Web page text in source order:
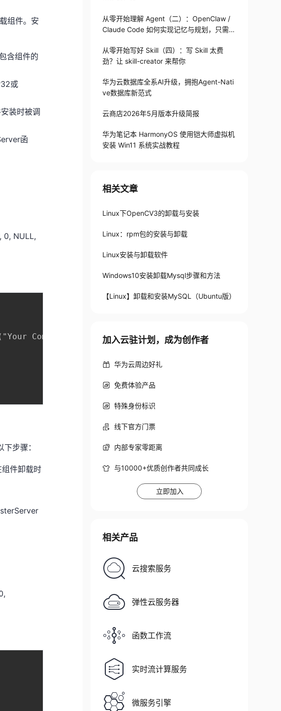
组件。安
含组件的
或
装时被调
函
0, NULL,
Component Description"), sizeof(TEXT("Your
步骤：
件卸载时
从零开始理解 Agent（二）：OpenClaw /
Claude Code 如何实现记忆与规划，只需1
从零开始写好 Skill（四）：写 Skill 太费
劲？让 skill-creator 来帮你
华为云数据库全系AI升级，拥抱Agent-Nati
ve数据库新范式
云商店2026年5月版本升级简报
华为笔记本 HarmonyOS 使用铠大师虚拟机
安装 Win11 系统实战教程
相关文章
Linux下OpenCV3的卸载与安装
Linux：rpm包的安装与卸载
Linux安装与卸载软件
Windows10安装卸载Mysql步骤和方法
【Linux】卸载和安装MySQL（Ubuntu版）
加入云驻计划，成为创作者
华为云周边好礼
免费体验产品
特殊身份标识
线下官方门票
内部专家零距离
与10000+优质创作者共同成长
立即加入
相关产品
云搜索服务
弹性云服务器
函数工作流
实时流计算服务
微服务引擎